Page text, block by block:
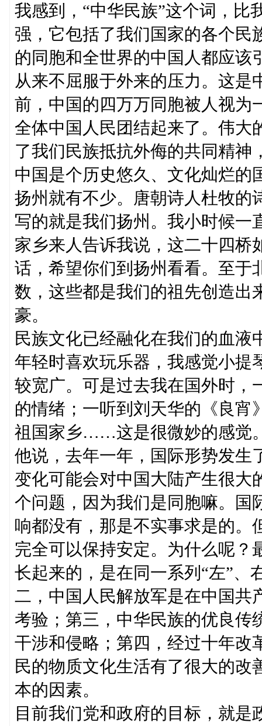
我感到，“中华民族”这个词，比
强，它包括了我们国家的各个民
的同胞和全世界的中国人都应该
从来不屈服于外来的压力。这是
前，中国的四万万同胞被人视为
全体中国人民团结起来了。伟大
了我们民族抵抗外侮的共同精神
中国是个历史悠久、文化灿烂的
扬州就有不少。唐朝诗人杜牧的
写的就是我们扬州。我小时候一
家乡来人告诉我说，这二十四桥
话，希望你们到扬州看看。至
数，这些都是我们的祖先创造出
豪。
民族文化已经融化在我们的血
年轻时喜欢玩乐器，我感觉小提
较宽广。可是过去我在国外时，
的情绪；一听到刘天华的《良宵
祖国家乡……这是很微妙的感觉
他说，去年一年，国际形势发生
变化可能会对中国大陆产生很大
个问题，因为我们是同胞嘛。国
响都没有，那是不实事求是的。
完全可以保持安定。为什么呢？
长起来的，是在同一系列“左”、
二，中国人民解放军是在中国共
考验；第三，中华民族的优良传
干涉和侵略；第四，经过十年改
民的物质文化生活有了很大的
本的因素。
目前我们党和政府的目标，就